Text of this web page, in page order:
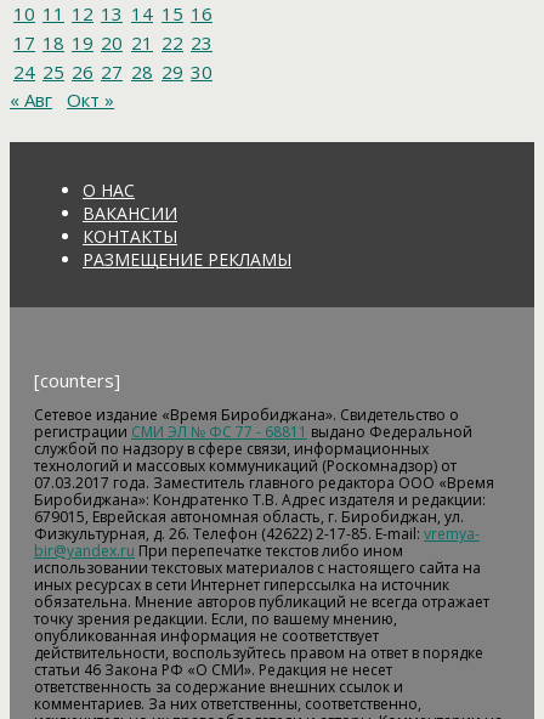
10 11 12 13 14 15 16
17 18 19 20 21 22 23
24 25 26 27 28 29 30
« Авг Окт »
О НАС
ВАКАНСИИ
КОНТАКТЫ
РАЗМЕЩЕНИЕ РЕКЛАМЫ
[counters]
Сетевое издание «Время Биробиджана». Свидетельство о
регистрации СМИ ЭЛ № ФС 77 - 68811 выдано Федеральной
службой по надзору в сфере связи, информационных
технологий и массовых коммуникаций (Роскомнадзор) от
07.03.2017 года. Заместитель главного редактора ООО «Время
Биробиджана»: Кондратенко Т.В. Адрес издателя и редакции:
679015, Еврейская автономная область, г. Биробиджан, ул.
Физкультурная, д. 26. Телефон (42622) 2-17-85. E-mail: vremya-
bir@yandex.ru При перепечатке текстов либо ином
использовании текстовых материалов с настоящего сайта на
иных ресурсах в сети Интернет гиперссылка на источник
обязательна. Мнение авторов публикаций не всегда отражает
точку зрения редакции. Если, по вашему мнению,
опубликованная информация не соответствует
действительности, воспользуйтесь правом на ответ в порядке
статьи 46 Закона РФ «О СМИ». Редакция не несет
ответственность за содержание внешних ссылок и
комментариев. За них ответственны, соответственно,